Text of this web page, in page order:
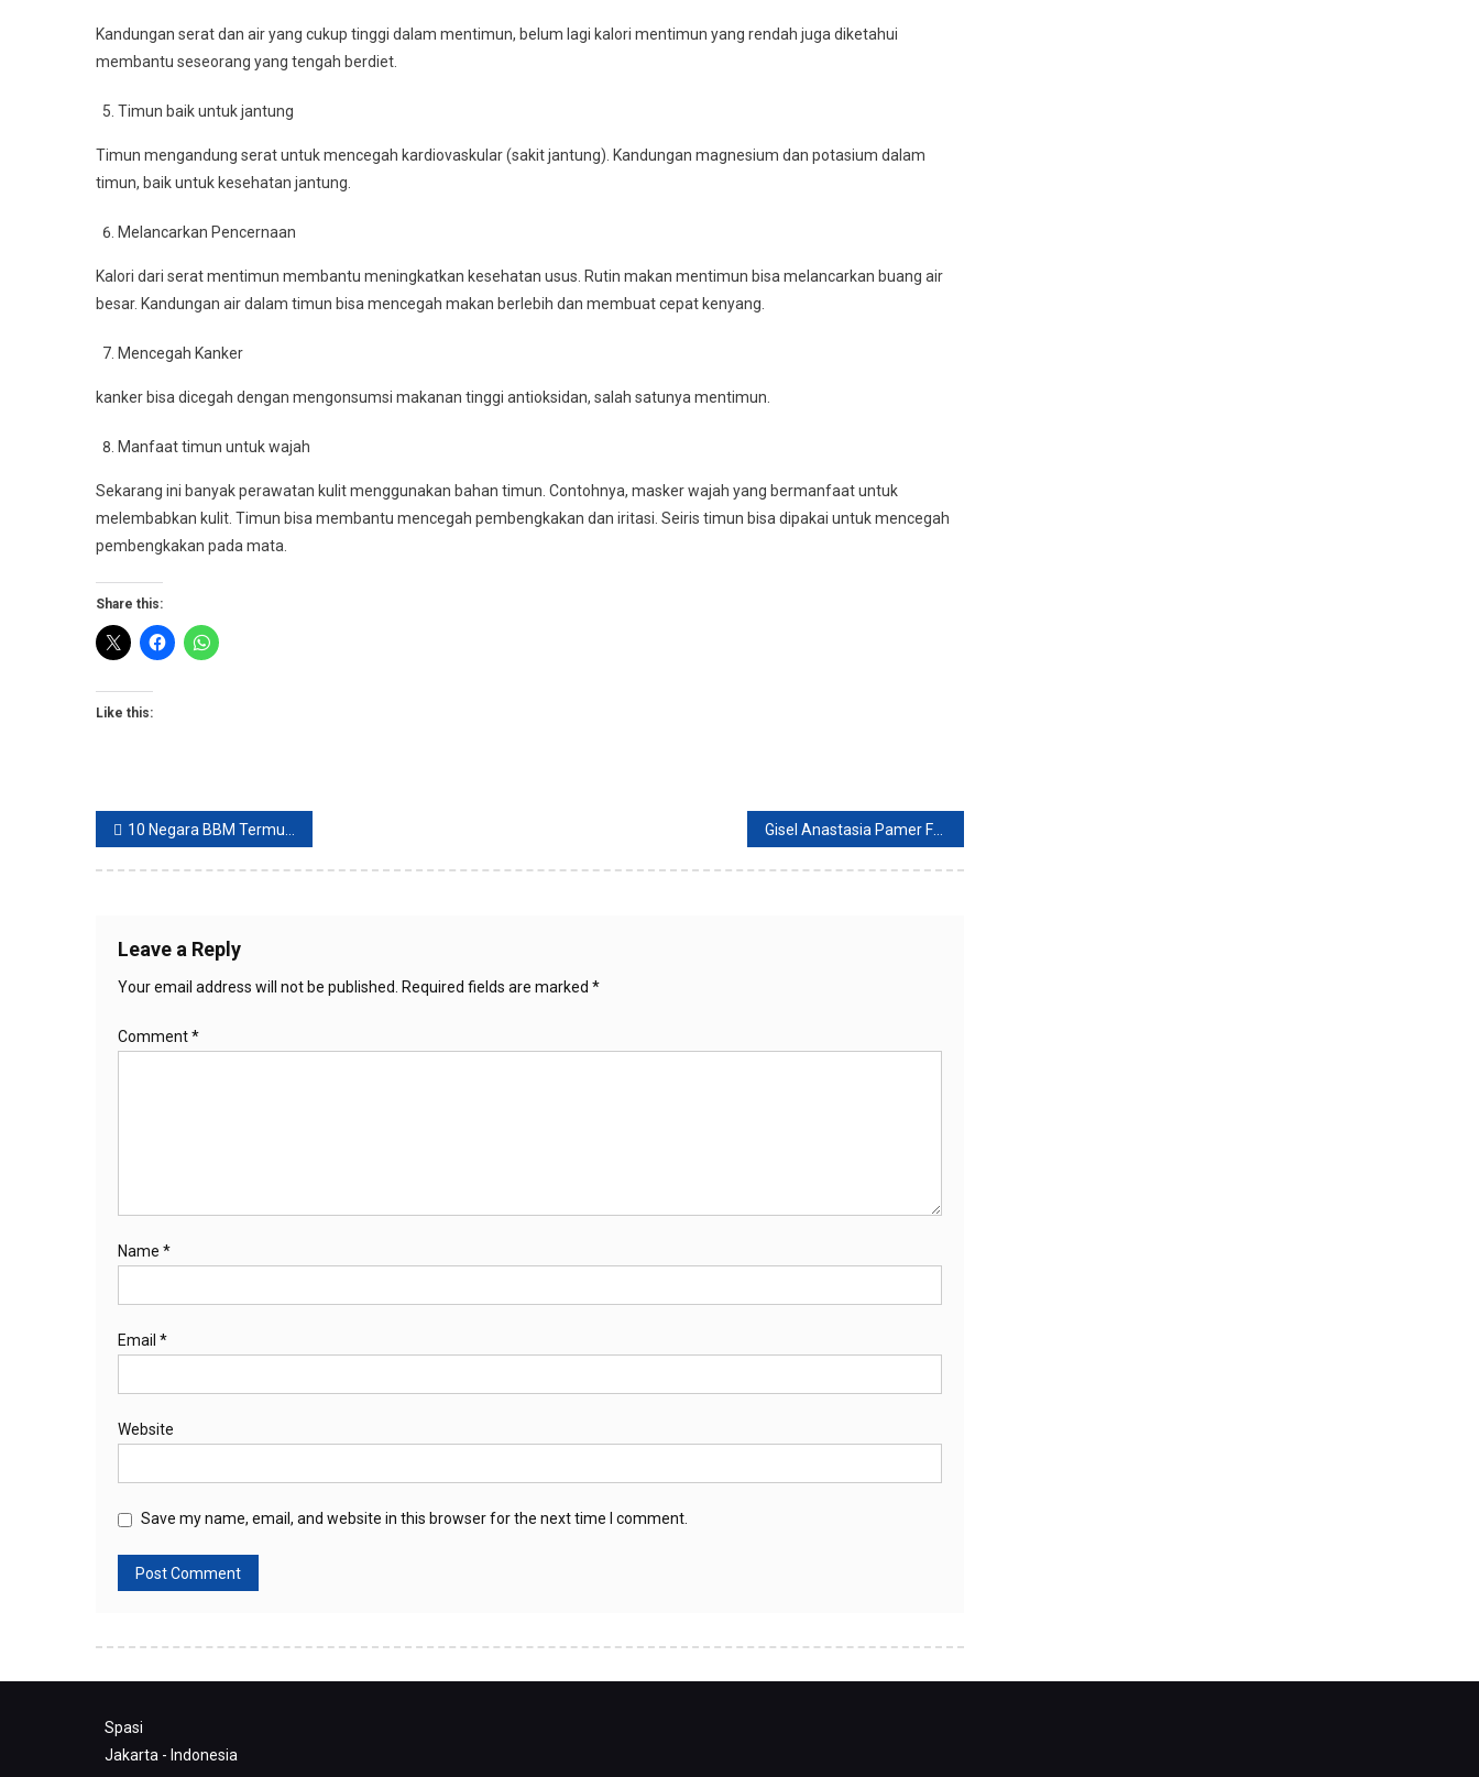
Kandungan serat dan air yang cukup tinggi dalam mentimun, belum lagi kalori mentimun yang rendah juga diketahui
membantu seseorang yang tengah berdiet.
Timun baik untuk jantung
Timun mengandung serat untuk mencegah kardiovaskular (sakit jantung). Kandungan magnesium dan potasium dalam
timun, baik untuk kesehatan jantung.
Melancarkan Pencernaan
Kalori dari serat mentimun membantu meningkatkan kesehatan usus. Rutin makan mentimun bisa melancarkan buang air
besar. Kandungan air dalam timun bisa mencegah makan berlebih dan membuat cepat kenyang.
Mencegah Kanker
kanker bisa dicegah dengan mengonsumsi makanan tinggi antioksidan, salah satunya mentimun.
Manfaat timun untuk wajah
Sekarang ini banyak perawatan kulit menggunakan bahan timun. Contohnya, masker wajah yang bermanfaat untuk
melembabkan kulit. Timun bisa membantu mencegah pembengkakan dan iritasi. Seiris timun bisa dipakai untuk mencegah
pembengkakan pada mata.
Share this:
Like this:
Post
navigation
10 Negara BBM Termurah Di Dunia, Beli Bensin RON 95 Hanya Rp 330 Gisel Anastasia Pamer Foto Saat Liburan di Pulau Alor NTT
Leave a Reply
Your email address will not be published. Required fields are marked *
Comment*
Name *
Email *
Website
Save my name, email, and website in this browser for the next time I comment.
Spasi
Jakarta - Indonesia